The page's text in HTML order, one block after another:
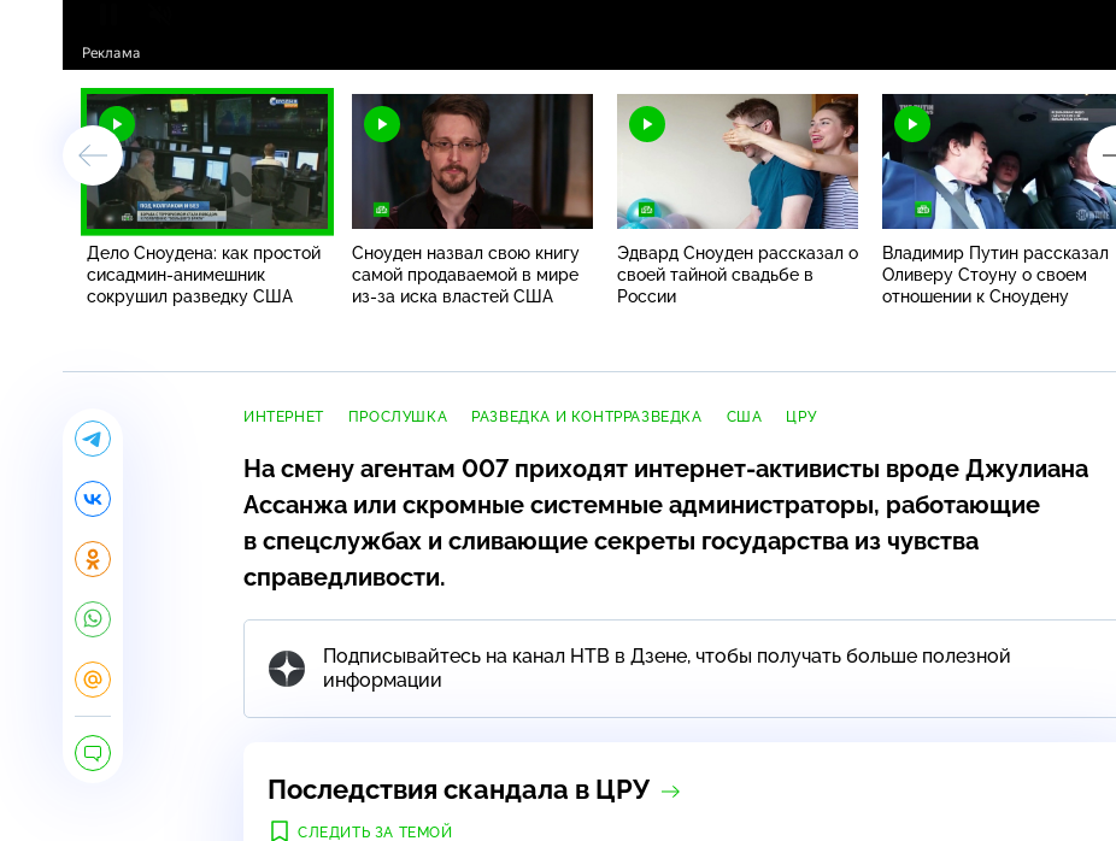
Дело Сноудена: как простой
сисадмин-анимешник
сокрушил разведку США
Сноуден назвал свою книгу
самой продаваемой в мире
из-за иска властей США
Эдвард Сноуден рассказал о
своей тайной свадьбе в
России
Владимир Путин рассказал
Оливеру Стоуну о своем
отношении к Сноудену
ИНТЕРНЕТ ПРОСЛУШКА РАЗВЕДКА И КОНТРРАЗВЕДКА США ЦРУ
На смену агентам 007 приходят интернет-активисты вроде Джулиана
Ассанжа или скромные системные администраторы, работающие
в спецслужбах и сливающие секреты государства из чувства
справедливости.
Подписывайтесь на канал НТВ в Дзене, чтобы получать больше полезной
информации
Последствия скандала в ЦРУ
СЛЕДИТЬ ЗА ТЕМОЙ